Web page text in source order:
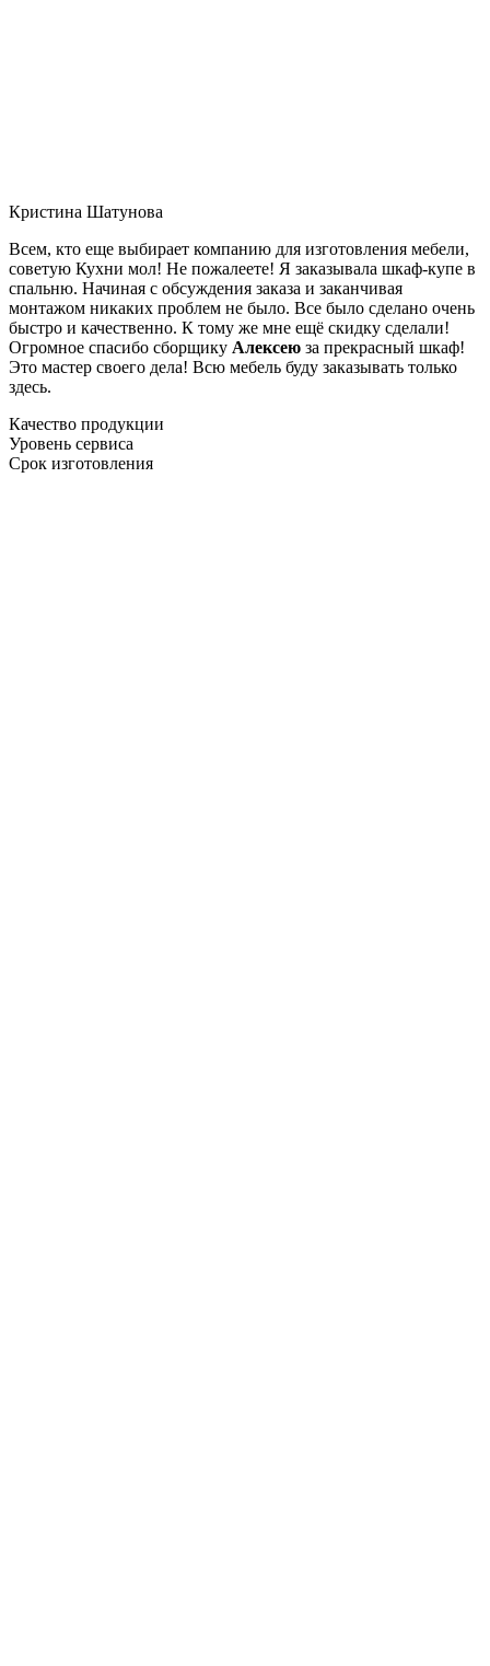
Кристина Шатунова
Всем, кто еще выбирает компанию для изготовления мебели,
советую Кухни мол! Не пожалеете! Я заказывала шкаф-купе в
спальню. Начиная с обсуждения заказа и заканчивая
монтажом никаких проблем не было. Все было сделано очень
быстро и качественно. К тому же мне ещё скидку сделали!
Огромное спасибо сборщику Алексею за прекрасный шкаф!
Это мастер своего дела! Всю мебель буду заказывать только
здесь.
Качество продукции
Уровень сервиса
Срок изготовления